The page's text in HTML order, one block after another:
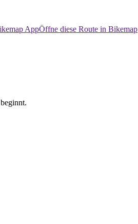
AppÖffne diese Route in Bikemap
beginnt.